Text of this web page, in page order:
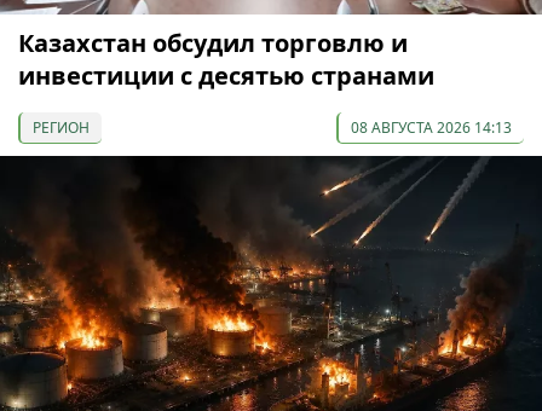
Казахстан обсудил торговлю и
инвестиции с десятью странами
РЕГИОН 08 АВГУСТА 2026 14:13